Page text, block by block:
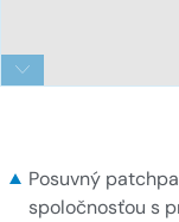
Posuvný
spoločnosťou s